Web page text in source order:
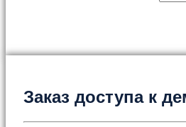
Заказ доступа к